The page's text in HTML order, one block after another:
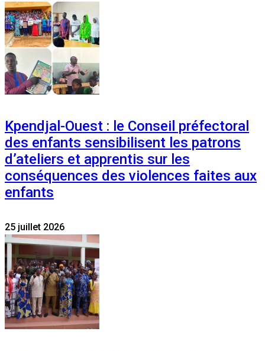
Kpendjal-Ouest : le Conseil préfectoral
des enfants sensibilisent les patrons
d’ateliers et apprentis sur les
conséquences des violences faites aux
enfants
25 juillet 2026